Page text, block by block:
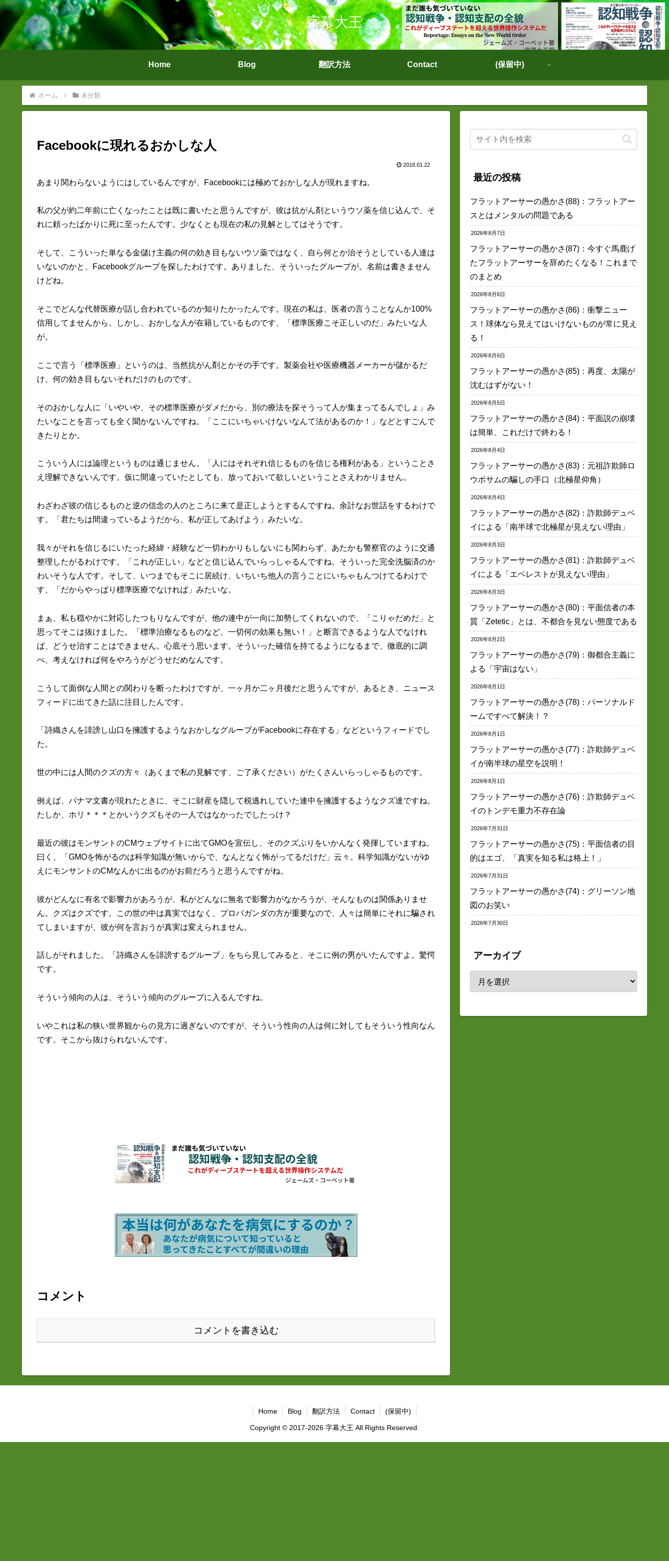
字幕大王
Home Blog 翻訳方法 Contact (保留中)
ホーム 未分類
Facebookに現れるおかしな人
2018.01.22
あまり関わらないようにはしているんですが、Facebookには極めておかしな人が現れますね。
私の父が約二年前に亡くなったことは既に書いたと思うんですが、彼は抗がん剤というウソ薬を信じ込んで、そ
れに頼ったばかりに死に至ったんです。少なくとも現在の私の見解としてはそうです。
そして、こういった単なる金儲け主義の何の効き目もないウソ薬ではなく、自ら何とか治そうとしている人達は
いないのかと、Facebookグループを探したわけです。ありました、そういったグループが。名前は書きません
けどね。
そこでどんな代替医療が話し合われているのか知りたかったんです。現在の私は、医者の言うことなんか100%
信用してませんから。しかし、おかしな人が在籍しているものです、「標準医療こそ正しいのだ」みたいな人
が。
ここで言う「標準医療」というのは、当然抗がん剤とかその手です。製薬会社や医療機器メーカーが儲かるだ
け、何の効き目もないそれだけのものです。
そのおかしな人に「いやいや、その標準医療がダメだから、別の療法を探そうって人が集まってるんでしょ」み
たいなことを言っても全く聞かないんですね。「ここにいちゃいけないなんて法があるのか！」などとすごんで
きたりとか。
こういう人には論理というものは通じません。「人にはそれぞれ信じるものを信じる権利がある」ということさ
え理解できないんです。仮に間違っていたとしても、放っておいて欲しいということさえわかりません。
わざわざ彼の信じるものと逆の信念の人のところに来て是正しようとするんですね。余計なお世話をするわけで
す。「君たちは間違っているようだから、私が正してあげよう」みたいな。
我々がそれを信じるにいたった経緯・経験など一切わかりもしないにも関わらず、あたかも警察官のように交通
整理したがるわけです。「これが正しい」などと信じ込んでいらっしゃるんですね。そういった完全洗脳済のか
わいそうな人です。そして、いつまでもそこに居続け、いちいち他人の言うことにいちゃもんつけてるわけで
す、「だからやっぱり標準医療でなければ」みたいな。
まぁ、私も穏やかに対応したつもりなんですが、他の連中が一向に加勢してくれないので、「こりゃだめだ」と
思ってそこは抜けました。「標準治療なるものなど、一切何の効果も無い！」と断言できるような人でなけれ
ば、どうせ治すことはできません。心底そう思います。そういった確信を持てるようになるまで、徹底的に調
べ、考えなければ何をやろうがどうせだめなんです。
こうして面倒な人間との関わりを断ったわけですが、一ヶ月か二ヶ月後だと思うんですが、あるとき、ニュース
フィードに出てきた話に注目したんです。
「詩織さんを誹謗し山口を擁護するようなおかしなグループがFacebookに存在する」などというフィードでし
た。
世の中には人間のクズの方々（あくまで私の見解です、ご了承ください）がたくさんいらっしゃるものです。
例えば、パナマ文書が現れたときに、そこに財産を隠して税逃れしていた連中を擁護するようなクズ達ですね。
たしか、ホリ＊＊＊とかいうクズもその一人ではなかったでしたっけ？
最近の彼はモンサントのCMウェブサイトに出てGMOを宣伝し、そのクズぶりをいかんなく発揮していますね。
曰く、「GMOを怖がるのは科学知識が無いからで、なんとなく怖がってるだけだ」云々。科学知識がないがゆ
えにモンサントのCMなんかに出るのがお前だろうと思うんですがね。
彼がどんなに有名で影響力があろうが、私がどんなに無名で影響力がなかろうが、そんなものは関係ありませ
ん。クズはクズです。この世の中は真実ではなく、プロパガンダの方が重要なので、人々は簡単にそれに騙され
てしまいますが、彼が何を言おうが真実は変えられません。
話しがそれました。「詩織さんを誹謗するグループ」をちら見してみると、そこに例の男がいたんですよ。驚愕
です。
そういう傾向の人は、そういう傾向のグループに入るんですね。
いやこれは私の狭い世界観からの見方に過ぎないのですが、そういう性向の人は何に対してもそういう性向なん
です。そこから抜けられないんです。
コメント
コメントを書き込む
最近の投稿
フラットアーサーの愚かさ(88)：フラットアー
スとはメンタルの問題である
2026年8月7日
フラットアーサーの愚かさ(87)：今すぐ馬鹿げ
たフラットアーサーを辞めたくなる！これまで
のまとめ
2026年8月6日
フラットアーサーの愚かさ(86)：衝撃ニュー
ス！球体なら見えてはいけないものが常に見え
る！
2026年8月6日
フラットアーサーの愚かさ(85)：再度、太陽が
沈むはずがない！
2026年8月5日
フラットアーサーの愚かさ(84)：平面説の崩壊
は簡単、これだけで終わる！
2026年8月4日
フラットアーサーの愚かさ(83)：元祖詐欺師ロ
ウボサムの騙しの手口（北極星仰角）
2026年8月4日
フラットアーサーの愚かさ(82)：詐欺師デュベ
イによる「南半球で北極星が見えない理由」
2026年8月3日
フラットアーサーの愚かさ(81)：詐欺師デュベ
イによる「エベレストが見えない理由」
2026年8月3日
フラットアーサーの愚かさ(80)：平面信者の本
質「Zetetic」とは、不都合を見ない態度である
2026年8月2日
フラットアーサーの愚かさ(79)：御都合主義に
よる「宇宙はない」
2026年8月1日
フラットアーサーの愚かさ(78)：パーソナルド
ームですべて解決！？
2026年8月1日
フラットアーサーの愚かさ(77)：詐欺師デュベ
イが南半球の星空を説明！
2026年8月1日
フラットアーサーの愚かさ(76)：詐欺師デュベ
イのトンデモ重力不存在論
2026年7月31日
フラットアーサーの愚かさ(75)：平面信者の目
的はエゴ、「真実を知る私は格上！」
2026年7月31日
フラットアーサーの愚かさ(74)：グリーソン地
図のお笑い
2026年7月30日
アーカイブ
Home Blog 翻訳方法 Contact (保留中)
Copyright © 2017-2026 字幕大王 All Rights Reserved.